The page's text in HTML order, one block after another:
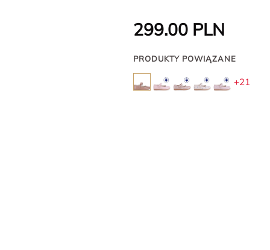
299.00 PLN
PRODUKTY POWIĄZANE
+21